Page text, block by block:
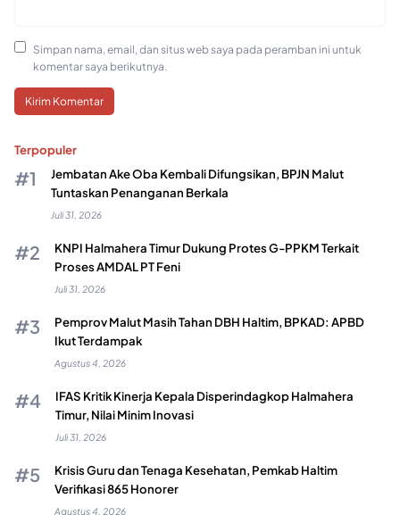
Simpan nama, email, dan situs web saya pada peramban ini untuk
komentar saya berikutnya.
Terpopuler
Jembatan Ake Oba Kembali Difungsikan, BPJN Malut
Tuntaskan Penanganan Berkala
Juli 31, 2026
KNPI Halmahera Timur Dukung Protes G-PPKM Terkait
Proses AMDAL PT Feni
Juli 31, 2026
Pemprov Malut Masih Tahan DBH Haltim, BPKAD: APBD
Ikut Terdampak
Agustus 4, 2026
IFAS Kritik Kinerja Kepala Disperindagkop Halmahera
Timur, Nilai Minim Inovasi
Juli 31, 2026
Krisis Guru dan Tenaga Kesehatan, Pemkab Haltim
Verifikasi 865 Honorer
Agustus 4, 2026